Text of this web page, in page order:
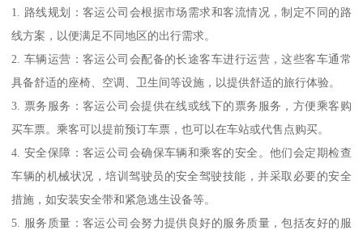
1. 路线规划：客运公司会根据市场需求和客流情况，制定不同的路
线方案，以便满足不同地区的出行需求。
2. 车辆运营：客运公司会配备的长途客车进行运营，这些客车通常
具备舒适的座椅、空调、卫生间等设施，以提供舒适的旅行体验。
3. 票务服务：客运公司会提供在线或线下的票务服务，方便乘客购
买车票。乘客可以提前预订车票，也可以在车站或代售点购买。
4. 安全保障：客运公司会确保车辆和乘客的安全。他们会定期检查
车辆的机械状况，培训驾驶员的安全驾驶技能，并采取必要的安全
措施，如安装安全带和紧急逃生设备等。
5. 服务质量：客运公司会努力提供良好的服务质量，包括友好的服